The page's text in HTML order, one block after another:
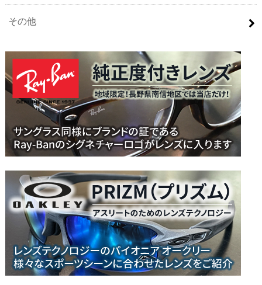
その他